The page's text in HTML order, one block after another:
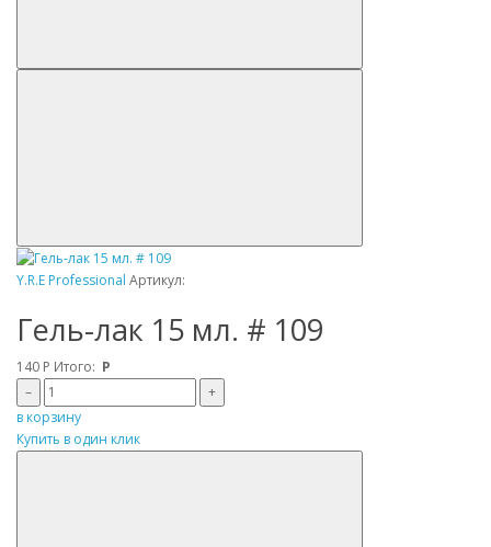
Y.R.E Professional Артикул:
Гель-лак 15 мл. # 109
140 Р Итого: Р
–
+
в корзину
Купить в один клик